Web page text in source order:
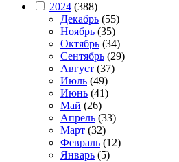
2024 (388)
Декабрь (55)
Ноябрь (35)
Октябрь (34)
Сентябрь (29)
Август (37)
Июль (49)
Июнь (41)
Май (26)
Апрель (33)
Март (32)
Февраль (12)
Январь (5)